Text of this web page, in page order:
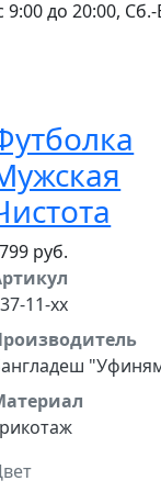
до 20:00, Сб.-
799 руб.
11-хх